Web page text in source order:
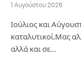
1 Αυγούστου 2026
Ιούλιος και
καταλυτικοί.Μας
αλλά και σε…